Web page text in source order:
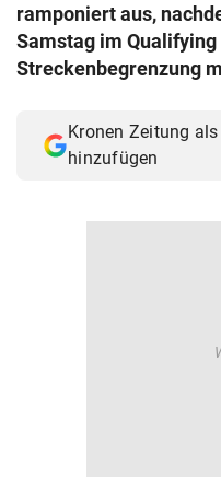
ramponiert aus,
Samstag im
Streckenbegrenzung
Kronen Zeitung
hinzufügen